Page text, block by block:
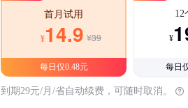
首月试用
¥14.9 ¥39
每日仅0.48元
12
¥
每日
到期29元/月/省自动续费，可随时取消。